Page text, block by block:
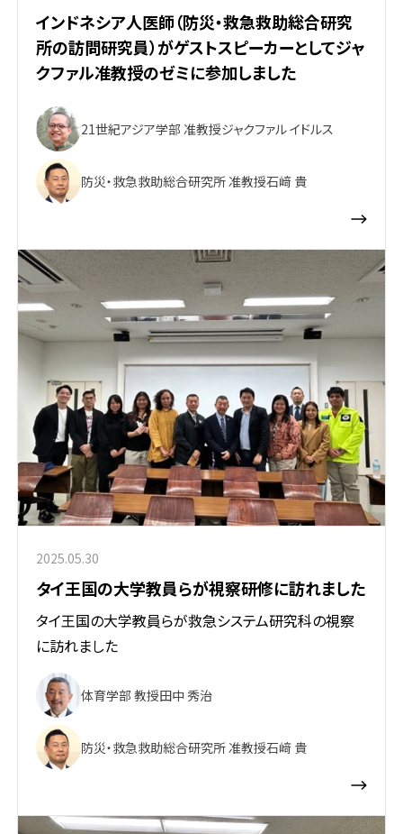
インドネシア人医師（防災・救急救助総合研究
所の訪問研究員）がゲストスピーカーとしてジャ
クファル准教授のゼミに参加しました
21世紀アジア学部 准教授ジャクファル イドルス
防災・救急救助総合研究所 准教授石﨑 貴
2025.05.30
タイ王国の大学教員らが視察研修に訪れました
タイ王国の大学教員らが救急システム研究科の視察
に訪れました
体育学部 教授田中 秀治
防災・救急救助総合研究所 准教授石﨑 貴